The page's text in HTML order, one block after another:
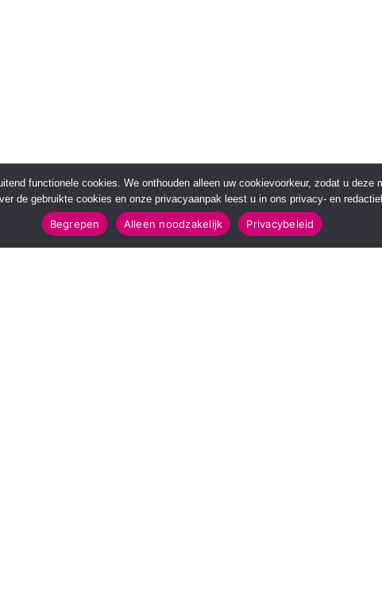
functionele cookies. We onthouden alleen uw cookievoorkeur, zodat u
de gebruikte cookies en onze privacyaanpak leest u in ons privacy- en
Begrepen Alleen noodzakelijk Privacybeleid